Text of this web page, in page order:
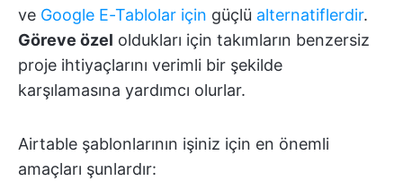
ve Google E-Tablolar için güçlü alternatiflerdir.
Göreve özel oldukları için takımların benzersiz
proje ihtiyaçlarını verimli bir şekilde
karşılamasına yardımcı olurlar.
Airtable şablonlarının işiniz için en önemli
amaçları şunlardır: